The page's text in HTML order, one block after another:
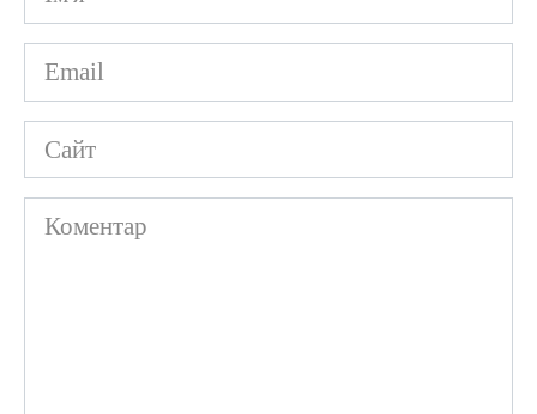
*
Email
*
Сайт
Коментар